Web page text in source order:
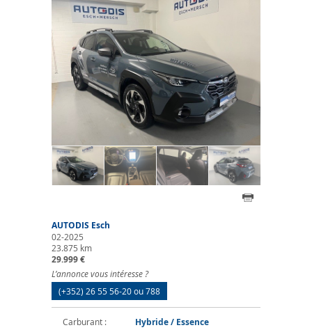
AUTODIS Esch
02-2025
23.875 km
29.999 €
L’annonce vous intéresse ?
(+352) 26 55 56-20 ou 788
Carburant : Hybride / Essence